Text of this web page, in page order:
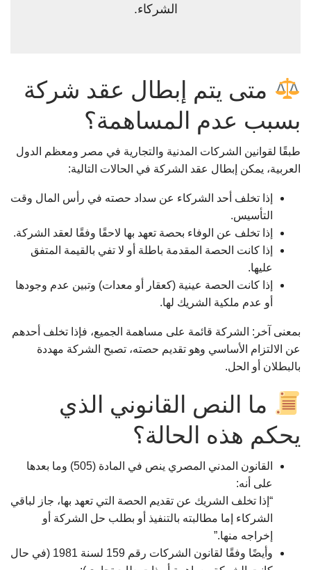
الشركاء.
متى يتم إبطال عقد شركة
بسبب عدم المساهمة؟
طبقًا لقوانين الشركات المدنية والتجارية في مصر ومعظم الدول
العربية، يمكن إبطال عقد الشركة في الحالات التالية:
إذا تخلف أحد الشركاء عن سداد حصته في رأس المال وقت
التأسيس.
إذا تخلف عن الوفاء بحصة تعهد بها لاحقًا وفقًا لعقد الشركة.
إذا كانت الحصة المقدمة باطلة أو لا تفي بالقيمة المتفق
عليها.
إذا كانت الحصة عينية (كعقار أو معدات) وتبين عدم وجودها
أو عدم ملكية الشريك لها.
بمعنى آخر: الشركة قائمة على مساهمة الجميع، فإذا تخلف أحدهم
عن الالتزام الأساسي وهو تقديم حصته، تصبح الشركة مهددة
بالبطلان أو الحل.
ما النص القانوني الذي
يحكم هذه الحالة؟
القانون المدني المصري ينص في المادة (505) وما بعدها
على أنه:
“إذا تخلف الشريك عن تقديم الحصة التي تعهد بها، جاز لباقي
الشركاء إما مطالبته بالتنفيذ أو بطلب حل الشركة أو
إخراجه منها.”
وأيضًا وفقًا لقانون الشركات رقم 159 لسنة 1981 (في حال